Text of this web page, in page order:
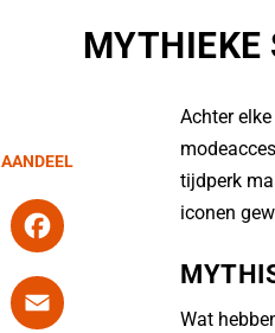
MYTHIEKE
AANDEEL
F
cE
Achter
tijdperk
iconen
Wat